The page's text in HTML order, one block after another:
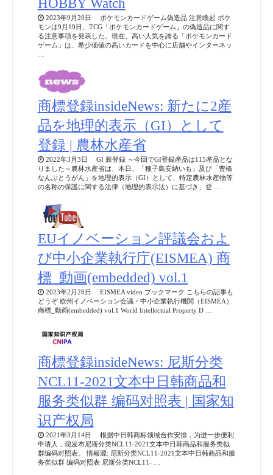
HOBBY Watch
2023年9月20日 ポケモンカードゲーム偽造品 注意喚起 ポケ
モンは9月19日、TCG「ポケモンカードゲーム」の偽造品に関す
る注意事項を発表した。現在、高い人気を誇る「ポケモンカード
ゲーム」は、希少価値の高いカードを中心に店舗やインターネッ
商標登録insideNews: 新たに2産
品を地理的表示（GI）として
登録 | 農林水産省
2022年3月3日 GI 新登録 ～今回でGI登録産品は115産品とな
りました～農林水産省は、本日、「種子島安納いも」及び「豊橋
なんぶとうがん」を地理的表示（GI）として、特定農林水産物等
の名称の保護に関する法律（地理的表示法）に基づき、登 …
EUイノベーション評議会およ
び中小企業執行庁(EISMEA) 商
標_動画(embedded) vol.1
2023年2月28日 EISMEA video ブックマーク こちらの記事も
どうぞ 欧州イノベーション会議・中小企業執行機関（EISMEA）
商標_動画(embedded) vol.1 World Intellectual Property D …
商標登録insideNews: 尼斯分类
NCL11-2021文本中日韩商品和
服务类似群 编码对照表 | 国家知
识产权局
2021年3月14日 根据中日韩商标领域合作安排，为进一步便利
申请人，现发布尼斯分类NCL11-2021文本中日韩商品和服务类似
群编码对照表。 情報源: 尼斯分类NCL11-2021文本中日韩商品和服
务类似群 编码对照表 尼斯分类NCL11- …